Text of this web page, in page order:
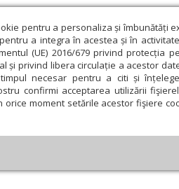
pentru a personaliza și îmbunătăți
a integra în acestea și în
(UE) 2016/679 privind protecția
și privind libera circulație a acestor
necesar pentru a citi și
confirmi acceptarea utilizării
orice moment setările acestor fişiere
Educaţie și Cultură